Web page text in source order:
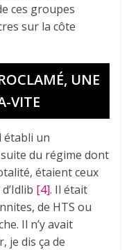
ces groupes
sur la côte
UNE
VITE
établi un
du régime dont
étaient ceux
[4]. Il était
de HTS ou
Il n’y avait
je dis ça de